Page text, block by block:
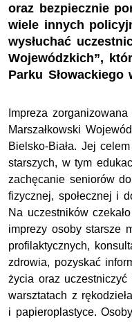
oraz bezpiecznie
wiele innych
wysłuchać
Wojewódzkich”,
Parku Słowackiego
Impreza
Marszałkowski
Bielsko-Biała. Jej
starszych, w tym
zachęcanie seniorów
fizycznej, społecznej i
Na uczestników
imprezy osoby starsze
profilaktycznych,
zdrowia, pozyskać
życia oraz
warsztatach z
i papieroplastyce.